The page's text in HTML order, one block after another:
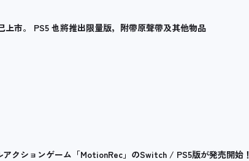
市。 PS5 也將推出限量版，附帶原聲帶及其他物品
クションゲーム「MotionRec」のSwitch / PS5版が発売開始！